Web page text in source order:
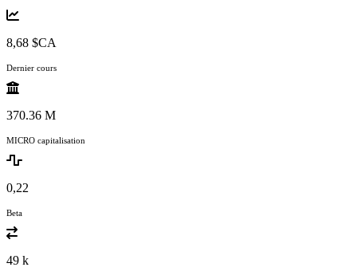
8,68 $CA
Dernier cours
370.36 M
MICRO capitalisation
0,22
Beta
49 k